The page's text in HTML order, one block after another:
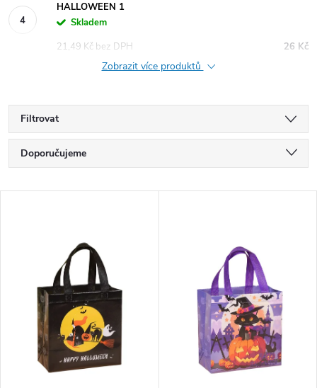
HALLOWEEN 1
Skladem
26 Kč
21,49 Kč bez DPH
Zobrazit více produktů
Filtrovat
Ř
a
Doporučujeme
Abecedně